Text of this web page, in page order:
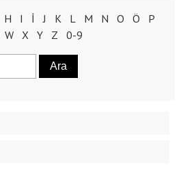
H I İ J K L M N O Ö
P
W X Y Z 0-9